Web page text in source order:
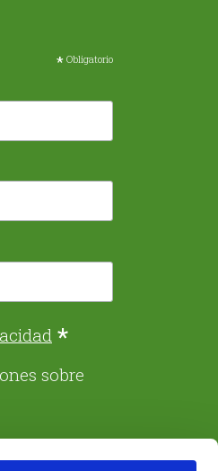
* Obligatorio
*
sobre